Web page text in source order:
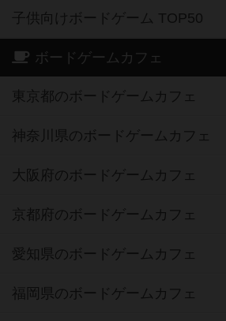
子供向けボードゲーム TOP50
ボードゲームカフェ
東京都のボードゲームカフェ
神奈川県のボードゲームカフェ
大阪府のボードゲームカフェ
京都府のボードゲームカフェ
愛知県のボードゲームカフェ
福岡県のボードゲームカフェ